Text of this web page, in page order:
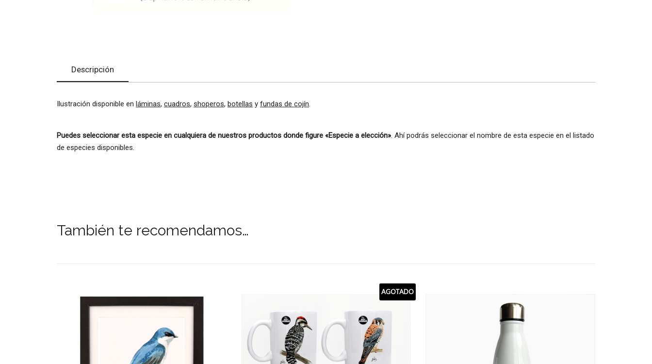
Descripción
Ilustración disponible en láminas, cuadros, shoperos, botellas y fundas de cojín.
Puedes seleccionar esta especie en cualquiera de nuestros productos donde figure «Especie a elección». Ahí podrás seleccionar el nombre de esta especie en el listado
de especies disponibles.
También te recomendamos…
AGOTADO